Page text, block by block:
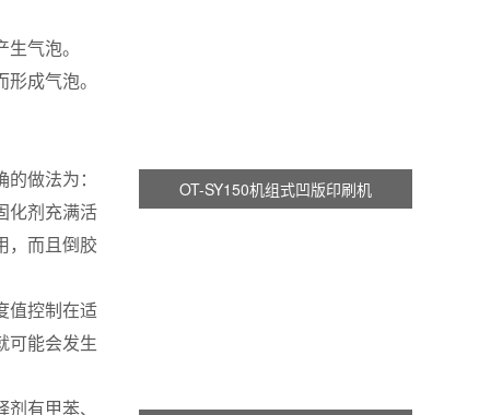
气泡。
成气泡。
做法为：
化剂充满活
，而且倒胶
值控制在适
可能会发生
有甲苯、
OT-SY150机组式凹版印刷机